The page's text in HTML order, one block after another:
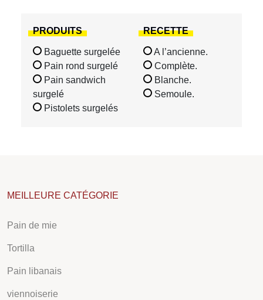
PRODUITS
Baguette surgelée
Pain rond surgelé
Pain sandwich
surgelé
Pistolets surgelés
RECETTE
A l’ancienne.
Complète.
Blanche.
Semoule.
MEILLEURE CATÉGORIE
Pain de mie
Tortilla
Pain libanais
viennoiserie